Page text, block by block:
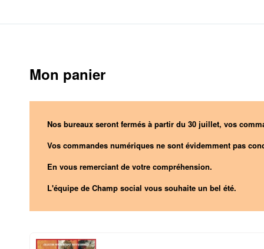
Mon panier
Nos bureaux seront fermés à partir du 30 juillet, vos
Vos commandes numériques ne sont évidemment pas
En vous remerciant de votre compréhension.
L'équipe de Champ social vous souhaite un bel été.